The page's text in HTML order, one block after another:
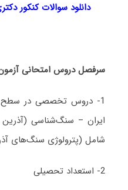
دانلود سوالات کنکور دکتری 99 زمین‌شناسی
سرفصل دروس امتحانی
1- دروس تخصصی در سطح
ایران – سنگ‌شناسی (آذرین
شامل (پترولوژی سنگ‌های
2- استعداد تحصیلی